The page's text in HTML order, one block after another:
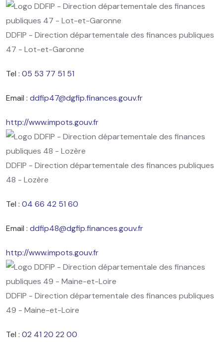
DDFIP - Direction départementale des finances publiques
47 - Lot-et-Garonne
Tel : 05 53 77 51 51
Email : ddfip47@dgfip.finances.gouv.fr
http://www.impots.gouv.fr
DDFIP - Direction départementale des finances publiques
48 - Lozère
Tel : 04 66 42 51 60
Email : ddfip48@dgfip.finances.gouv.fr
http://www.impots.gouv.fr
DDFIP - Direction départementale des finances publiques
49 - Maine-et-Loire
Tel : 02 41 20 22 00